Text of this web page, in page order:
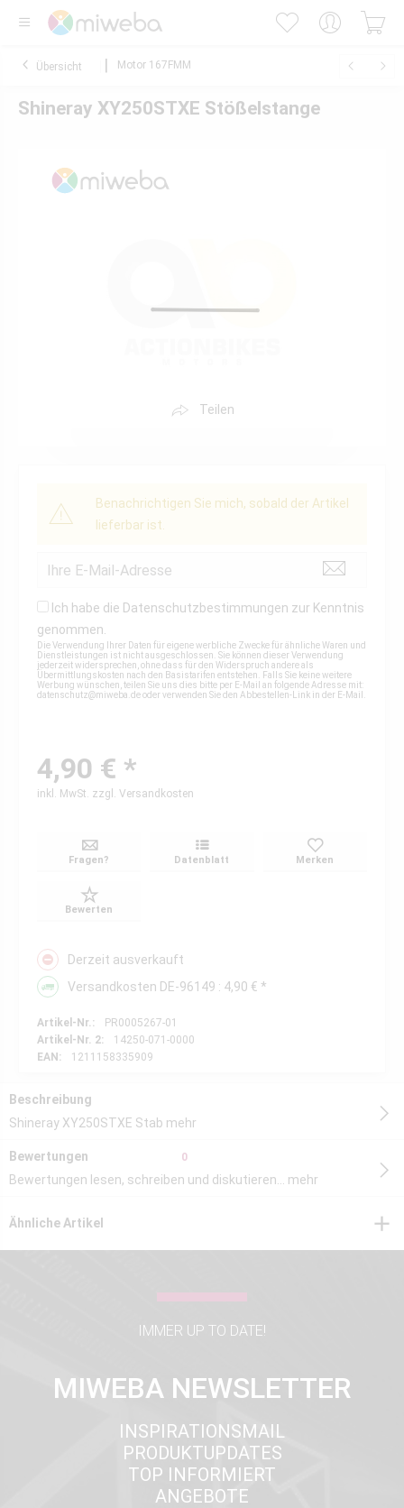
Übersicht Motor 167FMM
Shineray XY250STXE Stößelstange
Teilen
Benachrichtigen Sie mich, sobald der Artikel
lieferbar ist.
Ich habe die Datenschutzbestimmungen zur Kenntnis
genommen.
Die Verwendung Ihrer Daten für eigene werbliche Zwecke für ähnliche Waren und
Dienstleistungen ist nicht ausgeschlossen. Sie können dieser Verwendung
jederzeit widersprechen, ohne dass für den Widerspruch andere als
Übermittlungskosten nach den Basistarifen entstehen. Falls Sie keine weitere
Werbung wünschen, teilen Sie uns dies bitte per E-Mail an folgende Adresse mit:
datenschutz@miweba.deoder verwenden Sie den Abbestellen-Link in der E-Mail.
4,90 € *
inkl. MwSt. zzgl. Versandkosten
Fragen? Datenblatt Merken
Bewerten
Derzeit ausverkauft
Versandkosten DE-96149 : 4,90 € *
Artikel-Nr.:
PR0005267-01
Artikel-Nr. 2:
14250-071-0000
EAN:
1211158335909
Beschreibung
Shineray XY250STXE Stab mehr
Bewertungen 0
Bewertungen lesen, schreiben und diskutieren... mehr
Ähnliche Artikel
IMMER UP TO DATE!
MIWEBA NEWSLETTER
INSPIRATIONSMAIL
PRODUKTUPDATES
TOP INFORMIERT
ANGEBOTE